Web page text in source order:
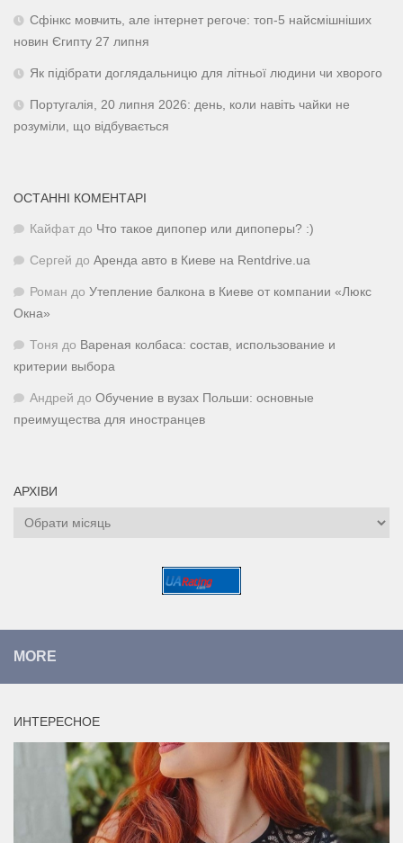
Сфінкс мовчить, але інтернет регоче: топ-5 найсмішніших
новин Єгипту 27 липня
Як підібрати доглядальницю для літньої людини чи хворого
Португалія, 20 липня 2026: день, коли навіть чайки не
розуміли, що відбувається
ОСТАННІ КОМЕНТАРІ
Кайфат до Что такое дипопер или дипоперы? :)
Сергей до Аренда авто в Киеве на Rentdrive.ua
Роман до Утепление балкона в Киеве от компании «Люкс
Окна»
Тоня до Вареная колбаса: состав, использование и
критерии выбора
Андрей до Обучение в вузах Польши: основные
преимущества для иностранцев
АРХІВИ
Архіви
MORE
ИНТЕРЕСНОЕ